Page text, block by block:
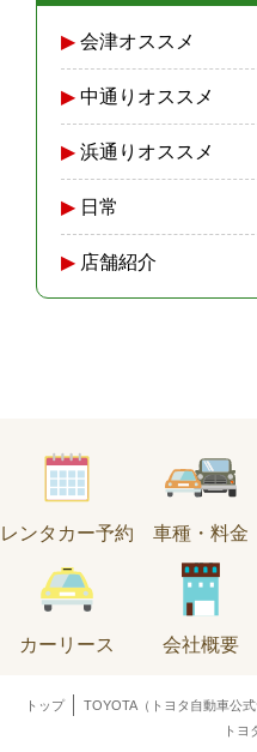
会津オススメ
中通りオススメ
浜通りオススメ
日常
店舗紹介
レンタカー予約 車種・料金
カーリース 会社概要
トップ TOYOTA（トヨタ自動車公式
トヨ